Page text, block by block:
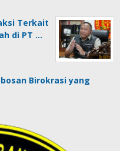
Terkait
di PT …
Birokrasi yang